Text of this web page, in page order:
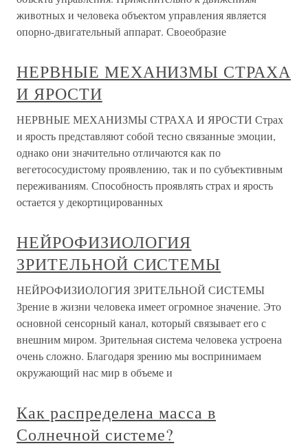
животных и человека объектом управления является
опорно-двигательный аппарат. Своеобразие
НЕРВНЫЕ МЕХАНИЗМЫ СТРАХА
И ЯРОСТИ
НЕРВНЫЕ МЕХАНИЗМЫ СТРАХА И ЯРОСТИ Страх
и ярость представляют собой тесно связанные эмоции,
однако они значительно отличаются как по
вегетососудистому проявлению, так и по субъективным
переживаниям. Способность проявлять страх и ярость
остается у декортицированных
НЕЙРОФИЗИОЛОГИЯ
ЗРИТЕЛЬНОЙ СИСТЕМЫ
НЕЙРОФИЗИОЛОГИЯ ЗРИТЕЛЬНОЙ СИСТЕМЫ
Зрение в жизни человека имеет огромное значение. Это
основной сенсорный канал, который связывает его с
внешним миром. Зрительная система человека устроена
очень сложно. Благодаря зрению мы воспринимаем
окружающий нас мир в объеме и
Как распределена масса в
Солнечной системе?